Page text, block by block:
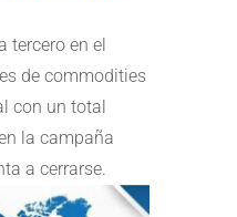
tercero en el
de commodities
con un total
la campaña
a cerrarse.